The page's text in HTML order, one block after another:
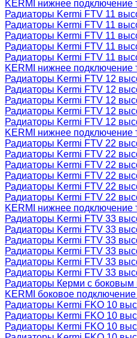
KERMI нижнее подключение
Радиаторы Kermi FTV 11
Радиаторы Kermi FTV 11
Радиаторы Kermi FTV 11
Радиаторы Kermi FTV 11
Радиаторы Kermi FTV 11
KERMI нижнее подключение
Радиаторы Kermi FTV 12
Радиаторы Kermi FTV 12
Радиаторы Kermi FTV 12
Радиаторы Kermi FTV 12
Радиаторы Kermi FTV 12
KERMI нижнее подключение
Радиаторы Kermi FTV 22
Радиаторы Kermi FTV 22
Радиаторы Kermi FTV 22
Радиаторы Kermi FTV 22
Радиаторы Kermi FTV 22
Радиаторы Kermi FTV 22
KERMI нижнее подключение
Радиаторы Kermi FTV 33
Радиаторы Kermi FTV 33
Радиаторы Kermi FTV 33
Радиаторы Kermi FTV 33
Радиаторы Kermi FTV 33
Радиаторы Kermi FTV 33
Радиаторы Керми с боковым
KERMI боковое
Радиаторы Kermi FKO 10
Радиаторы Kermi FKO 10
Радиаторы Kermi FKO 10